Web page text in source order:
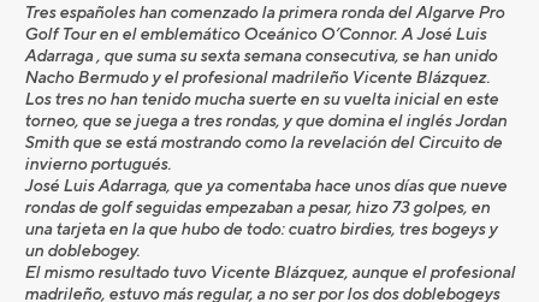
Tres españoles han comenzado la primera ronda del Algarve Pro
Golf Tour en el emblemático Oceánico O’Connor. A José Luis
Adarraga , que suma su sexta semana consecutiva, se han unido
Nacho Bermudo y el profesional madrileño Vicente Blázquez.
Los tres no han tenido mucha suerte en su vuelta inicial en este
torneo, que se juega a tres rondas, y que domina el inglés Jordan
Smith que se está mostrando como la revelación del Circuito de
invierno portugués.
José Luis Adarraga, que ya comentaba hace unos días que nueve
rondas de golf seguidas empezaban a pesar, hizo 73 golpes, en
una tarjeta en la que hubo de todo: cuatro birdies, tres bogeys y
un doblebogey.
El mismo resultado tuvo Vicente Blázquez, aunque el profesional
madrileño, estuvo más regular, a no ser por los dos doblebogeys